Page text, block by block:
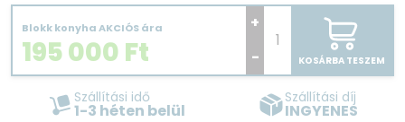
Blokk konyha AKCIÓS ára
195 000 Ft
+
-
KOSÁRBA TESZEM
Szállítási idő
1-3 héten belül
Szállítási díj
INGYENES